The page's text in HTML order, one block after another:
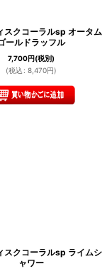
スクコーラルsp オータム
ールドラッフル
7,700円(税別)
(税込 : 8,470円)
スクコーラルsp ライムシ
ャワー